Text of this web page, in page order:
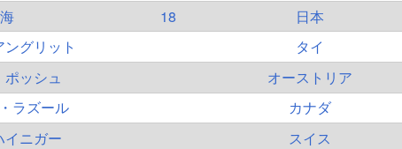
18 日本
グリット タイ
ポッシュ オーストリア
ラズール
カナダ
イニガー
スイス